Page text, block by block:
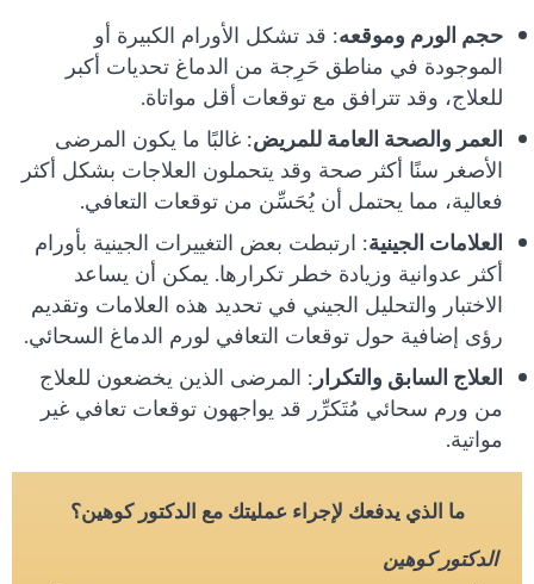
حجم الورم وموقعه: قد تشكل الأورام الكبيرة أو
الموجودة في مناطق حَرِجة من الدماغ تحديات أكبر
للعلاج، وقد تترافق مع توقعات أقل مواتاة.
العمر والصحة العامة للمريض: غالبًا ما يكون المرضى
الأصغر سنًا أكثر صحة وقد يتحملون العلاجات بشكل أكثر
فعالية، مما يحتمل أن يُحَسِّن من توقعات التعافي.
العلامات الجينية: ارتبطت بعض التغييرات الجينية بأورام
أكثر عدوانية وزيادة خطر تكرارها. يمكن أن يساعد
الاختبار والتحليل الجيني في تحديد هذه العلامات وتقديم
رؤى إضافية حول توقعات التعافي لورم الدماغ السحائي.
العلاج السابق والتكرار : المرضى الذين يخضعون للعلاج
من ورم سحائي مُتَكرِّر قد يواجهون توقعات تعافي غير
مواتية.
ما الذي يدفعك لإجراء عمليتك مع الدكتور كوهين؟
الدكتور كوهين